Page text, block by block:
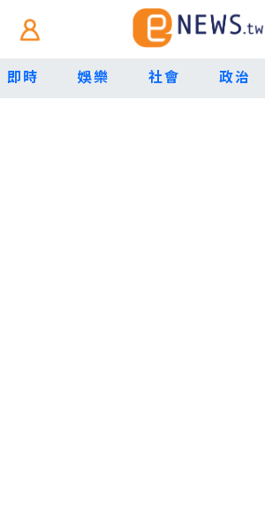
即時 娛樂 社會 政治